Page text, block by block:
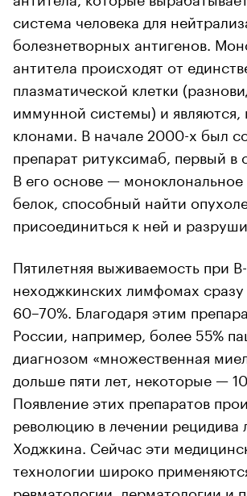
система человека для
болезнетворных антигенов.
антитела происходят от
плазматической клетки
иммунной системы) и являются,
клонами. В начале 2000-х был
препарат ритуксимаб, первый в
В его основе — моноклональное
белок, способный найти
присоединиться к ней и
Пятилетняя выживаемость при
неходжкинских лимфомах
60–70%. Благодаря этим
России, например, более 55%
диагнозом «множественная
дольше пяти лет, некоторые —
Появление этих препаратов
революцию в лечении
Ходжкина. Сейчас эти
технологии широко
ревматологии, дерматологии и